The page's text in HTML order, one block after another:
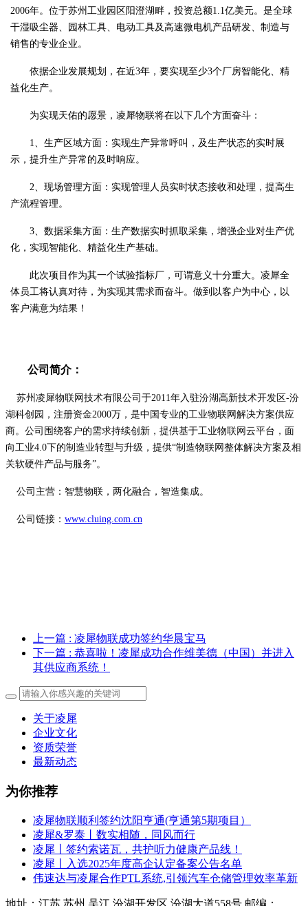
2006年。位于苏州工业园区阳澄湖畔，投资总额1.1亿美元。是全球
干湿吸尘器、园林工具、电动工具及高速微电机产品研发、制造与
销售的专业企业。
依据企业发展规划，在近3年，要实现至少3个厂房智能化、精
益化生产。
为实现天佑的愿景，凌犀物联将在以下几个方面奋斗：
1、生产区域方面：实现生产异常呼叫，及生产状态的实时展
示，提升生产异常的及时响应。
2、现场管理方面：实现管理人员实时状态接收和处理，提高生
产流程管理。
3、数据采集方面：生产数据实时抓取采集，增强企业对生产优
化，实现智能化、精益化生产基础。
此次项目作为其一个试验指标厂，可谓意义十分重大。凌犀全
体员工将认真对待，为实现其需求而奋斗。做到以客户为中心，以
客户满意为结果！
公司简介：
苏州凌犀物联网技术有限公司于2011年入驻汾湖高新技术开发区-汾
湖科创园，注册资金2000万，是中国专业的工业物联网解决方案供应
商。公司围绕客户的需求持续创新，提供基于工业物联网云平台，面
向工业4.0下的制造业转型与升级，提供“制造物联网整体解决方案及相
关软硬件产品与服务”。
公司主营：智慧物联，两化融合，智造集成。
公司链接： www.cluing.com.cn
上一篇 : 凌犀物联成功签约华晨宝马
下一篇 : 恭喜啦！凌犀成功合作维美德（中国）并进入
其供应商系统！
关于凌犀
企业文化
资质荣誉
最新动态
为你推荐
凌犀物联顺利签约沈阳亨通(亨通第5期项目）
凌犀&罗泰丨数实相随，同风而行
凌犀丨签约索诺瓦，共护听力健康产品线！
凌犀丨入选2025年度高企认定备案公告名单
伟速达与凌犀合作PTL系统,引领汽车仓储管理效率革新
地址：江苏 苏州 吴江 汾湖开发区 汾湖大道558号 邮编：